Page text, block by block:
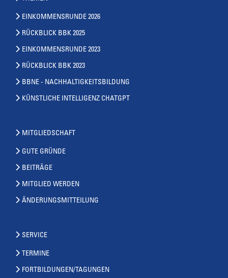
EINKOMMENSRUNDE 2026
RÜCKBLICK BBK 2025
EINKOMMENSRUNDE 2023
RÜCKBLICK BBK 2023
BBNE - NACHHALTIGKEITSBILDUNG
KÜNSTLICHE INTELLIGENZ CHATGPT
MITGLIEDSCHAFT
GUTE GRÜNDE
BEITRÄGE
MITGLIED WERDEN
ÄNDERUNGSMITTEILUNG
SERVICE
TERMINE
FORTBILDUNGEN/TAGUNGEN